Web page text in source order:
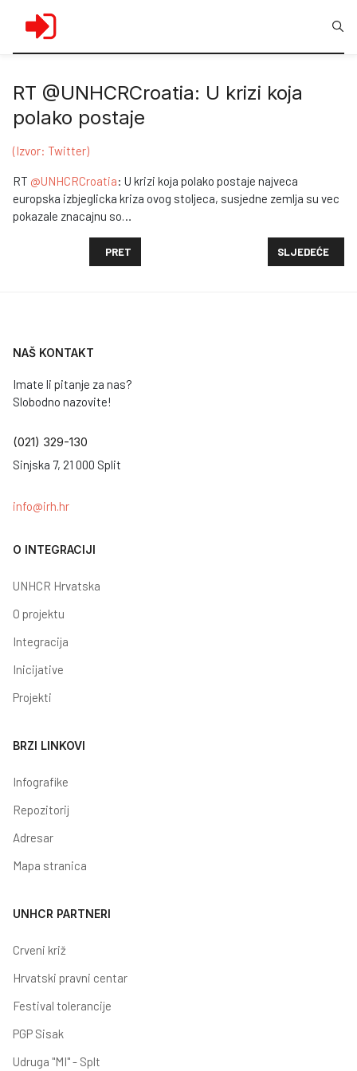
RT @UNHCRCroatia: U krizi koja
polako postaje
(Izvor: Twitter)
RT @UNHCRCroatia: U krizi koja polako postaje najveca
europska izbjeglicka kriza ovog stoljeca, susjedne zemlja su vec
pokazale znacajnu so…
PRETHODNI ČLANAK: RT @SEVERMAJA: ULOVILI SU
PRET SLJEDEĆI
SLJEDEĆE
NAŠ KONTAKT
Imate li pitanje za nas?
Slobodno nazovite!
(021) 329-130
Sinjska 7, 21 000 Split
info@irh.hr
O INTEGRACIJI
UNHCR Hrvatska
O projektu
Integracija
Inicijative
Projekti
BRZI LINKOVI
Infografike
Repozitorij
Adresar
Mapa stranica
UNHCR PARTNERI
Crveni križ
Hrvatski pravni centar
Festival tolerancije
PGP Sisak
Udruga "MI" - Splt